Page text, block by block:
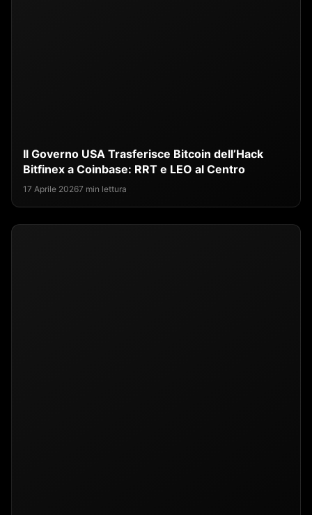
Il Governo USA Trasferisce Bitcoin dell’Hack
Bitfinex a Coinbase: RRT e LEO al Centro
17 Aprile 20267 min lettura